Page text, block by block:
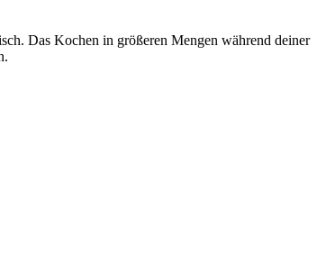
Das Kochen in größeren Mengen während deiner